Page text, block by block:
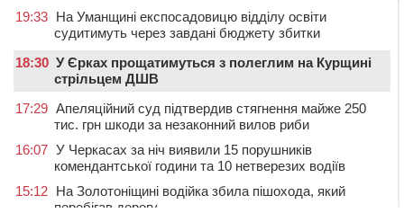
19:33 На Уманщині експосадовицю відділу освіти
судитимуть через завдані бюджету збитки
18:30 У Єрках прощатимуться з полеглим на Курщині
стрільцем ДШВ
17:29 Апеляційний суд підтвердив стягнення майже 250
тис. грн шкоди за незаконний вилов риби
16:07 У Черкасах за ніч виявили 15 порушників
комендантської години та 10 нетверезих водіїв
15:12 На Золотоніщині водійка збила пішохода, який
перебігав дорогу